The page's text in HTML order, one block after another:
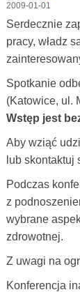
2009-01-01
Serdecznie
pracy, władz
Spotkanie
(Katowice, ul.
Wstęp jest
Aby wziąć
lub skontaktuj
Podczas
z
wybrane
zdrowotnej.
Z uwagi na
Konferencja